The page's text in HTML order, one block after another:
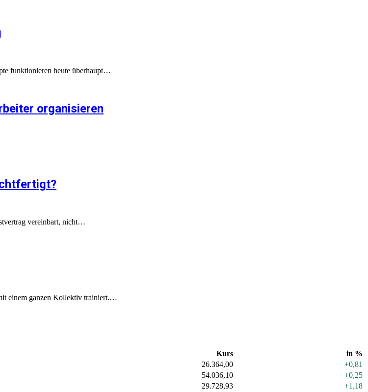
funktionieren heute überhaupt…
organisieren
vereinbart, nicht…
einem ganzen Kollektiv trainiert.…
Kurs
in %
26.364,00
+0,81
54.036,10
+0,25
29.728,93
+1,18